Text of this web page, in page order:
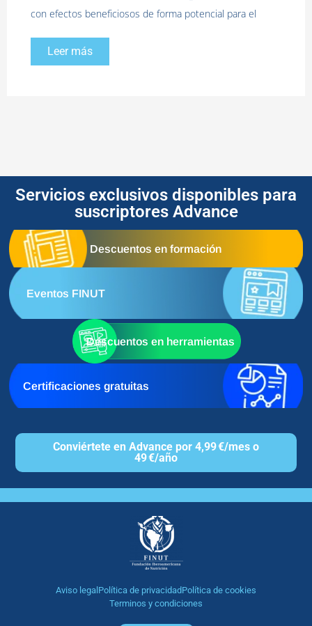
con efectos beneficiosos de forma potencial para el
Leer más
Servicios exclusivos disponibles para
suscriptores Advance
Descuentos en formación
Eventos FINUT
Descuentos en herramientas
Certificaciones gratuitas
Conviértete en Advance por 4,99 €/mes o
49 €/año
Aviso legalPolítica de privacidadPolítica de cookies
Terminos y condiciones